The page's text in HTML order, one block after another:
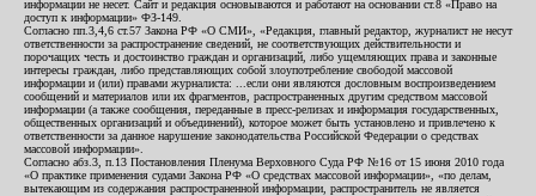
информации не несет. Сайт и редакция основываются и работают на основании ст.8 «Право на
доступ к информации» ФЗ-149.
Согласно пп.3,4,6 ст.57 Закона РФ «О СМИ», «Редакция, главный редактор, журналист не несут
ответственности за распространение сведений, не соответствующих действительности и
порочащих честь и достоинство граждан и организаций, либо ущемляющих права и законные
интересы граждан, либо представляющих собой злоупотребление свободой массовой
информации и (или) правами журналиста: ...если они являются дословным воспроизведением
сообщений и материалов или их фрагментов, распространенных другим средством массовой
информации (а также сообщения, переданные в пресс-релизах и информация государственных,
общественных организаций и объединений), которое может быть установлено и привлечено к
ответственности за данное нарушение законодательства Российской Федерации о средствах
массовой информации».
Согласно абз.3, п.13 Постановления Пленума Верховного Суда РФ №16 от 15 июня 2010 года
«О практике применения судами Закона РФ «О средствах массовой информации», «по делам,
вытекающим из содержания распространенной информации, распространитель не является